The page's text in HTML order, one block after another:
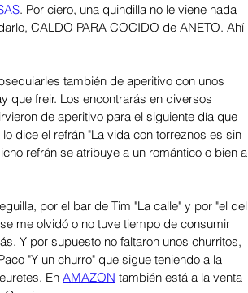
. Por ciero, una quindilla no le viene nada
CALDO PARA COCIDO de ANETO. Ahí
también de aperitivo con unos
que freir. Los encontrarás en diversos
de aperitivo para el siguiente día que
dice el refrán "La vida con torreznos es sin
refrán se atribuye a un romántico o bien a
por el bar de Tim "La calle" y por "el del
me olvidó o no tuve tiempo de consumir
Y por supuesto no faltaron unos churritos,
"Y un churro" que sigue teniendo a la
En AMAZON también está a la venta